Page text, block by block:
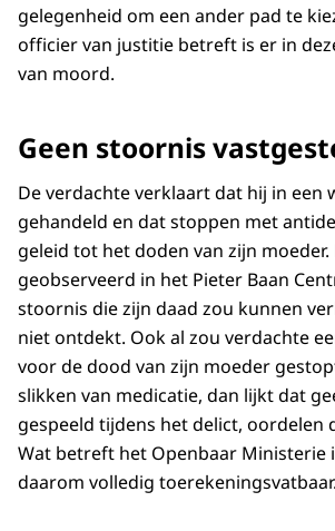
gelegenheid om een ander pad te
officier van justitie betreft is er in
van moord.
Geen stoornis
De verdachte verklaart dat hij in een
gehandeld en dat stoppen met
geleid tot het doden van zijn
geobserveerd in het Pieter Baan
stoornis die zijn daad zou kunnen
niet ontdekt. Ook al zou verdachte
voor de dood van zijn moeder
slikken van medicatie, dan lijkt dat
gespeeld tijdens het delict, oordelen
Wat betreft het Openbaar Ministerie
daarom volledig toerekeningsvatbaar.